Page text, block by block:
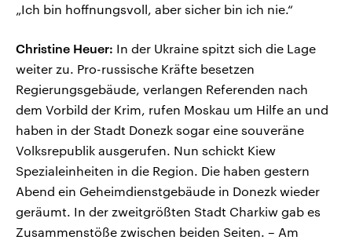
„Ich bin hoffnungsvoll, aber sicher bin ich nie.“
Christine Heuer: In der Ukraine spitzt sich die Lage
weiter zu. Pro-russische Kräfte besetzen
Regierungsgebäude, verlangen Referenden nach
dem Vorbild der Krim, rufen Moskau um Hilfe an und
haben in der Stadt Donezk sogar eine souveräne
Volksrepublik ausgerufen. Nun schickt Kiew
Spezialeinheiten in die Region. Die haben gestern
Abend ein Geheimdienstgebäude in Donezk wieder
geräumt. In der zweitgrößten Stadt Charkiw gab es
Zusammenstöße zwischen beiden Seiten. – Am